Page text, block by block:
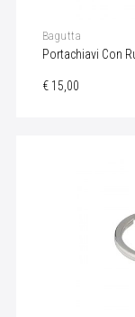
Bagutta
Portachiavi Con
€ 15,00